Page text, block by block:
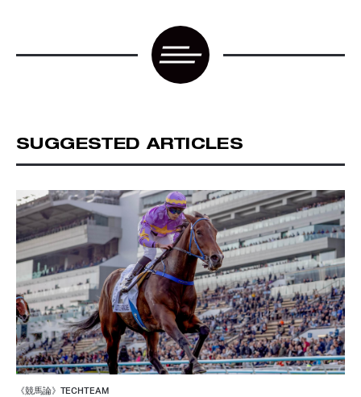
SUGGESTED ARTICLES
《競馬論》TECHTEAM